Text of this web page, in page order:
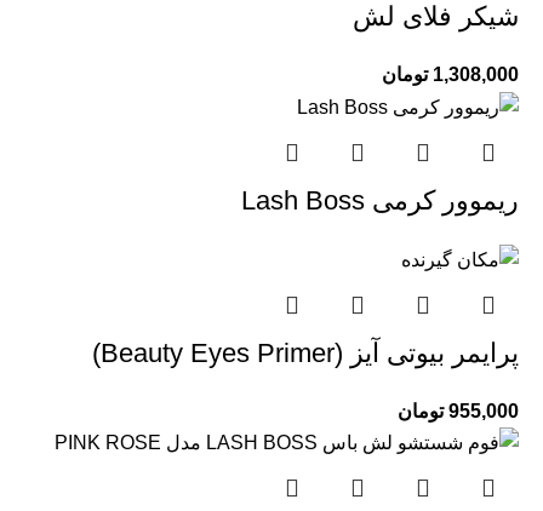
شیکر فلای لش
1,308,000 تومان
ریموور کرمی Lash Boss
پرایمر بیوتی آیز (Beauty Eyes Primer)
955,000 تومان